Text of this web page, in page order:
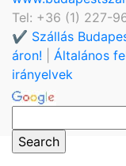
Tel: +36 (1) 227-
✔️ Szállás
áron!
Általános
irányelvek